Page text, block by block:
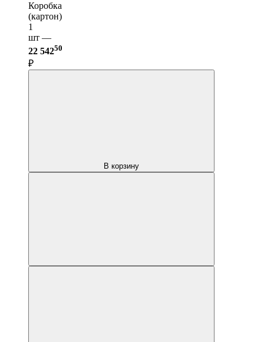
Коробка
(картон)
1
шт —
22 54250
₽
В корзину